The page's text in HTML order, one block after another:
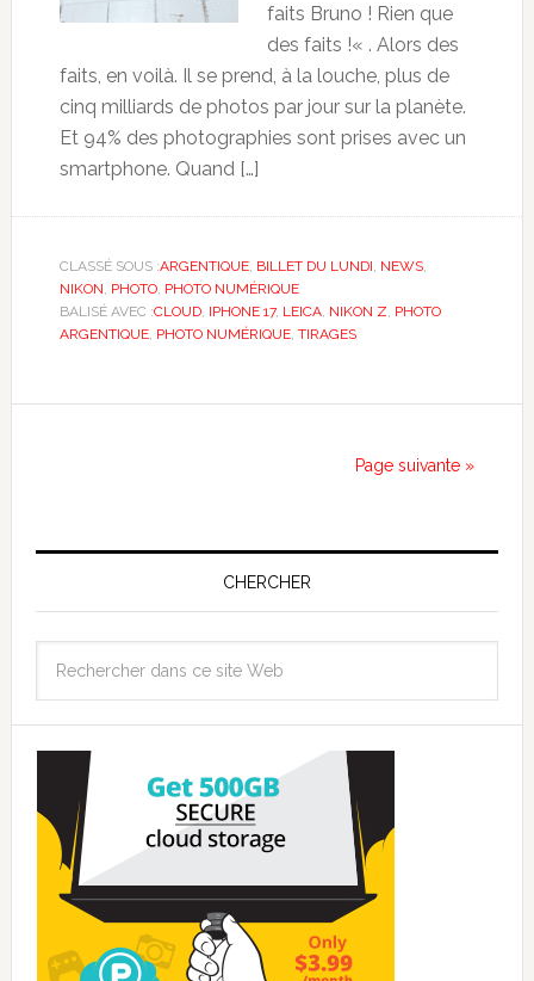
faits Bruno ! Rien que
des faits !« . Alors des
faits, en voilà. Il se prend, à la louche, plus de
cinq milliards de photos par jour sur la planète.
Et 94% des photographies sont prises avec un
smartphone. Quand […]
CLASSÉ SOUS :ARGENTIQUE, BILLET DU LUNDI NEWS,
NIKON PHOTO, PHOTO NUMÉRIQUE
BALISÉ AVEC :CLOUD, IPHONE 17, LEICA, NIKON Z PHOTO
ARGENTIQUE, PHOTO NUMÉRIQUE, TIRAGES
Page suivante »
CHERCHER